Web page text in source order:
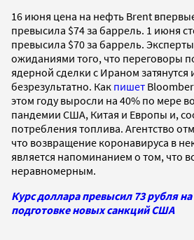
16 июня цена на нефть Brent
превысила $74 за баррель. 1 июня
превысила $70 за баррель.
ожиданиями того, что переговоры
ядерной сделки с Ираном затянутся
безрезультатно. Как пишет
этом году выросли на 40% по мере
пандемии США, Китая и Европы и,
потребления топлива. Агентство
что возвращение коронавируса в
является напоминанием о том, что
неравномерным.
Курс доллара превысил 73 рубля
подготовке новых санкций США